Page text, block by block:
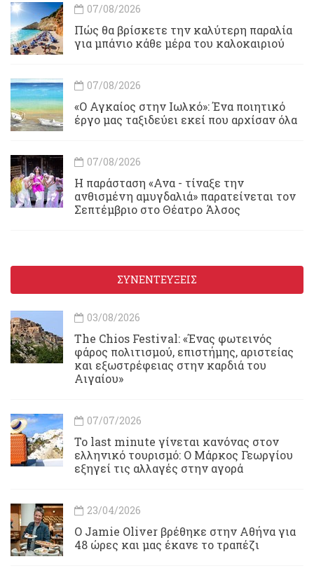
07/08/2026
Πώς θα βρίσκετε την καλύτερη παραλία
για μπάνιο κάθε μέρα του καλοκαιριού
07/08/2026
«Ο Αγκαίος στην Ιωλκό»: Ένα ποιητικό
έργο μας ταξιδεύει εκεί που αρχίσαν όλα
07/08/2026
Η παράσταση «Ανα - τίναξε την
ανθισμένη αμυγδαλιά» παρατείνεται τον
Σεπτέμβριο στο Θέατρο Άλσος
ΣΥΝΕΝΤΕΥΞΕΙΣ
03/08/2026
Τhe Chios Festival: «Ένας φωτεινός
φάρος πολιτισμού, επιστήμης, αριστείας
και εξωστρέφειας στην καρδιά του
Αιγαίου»
07/07/2026
Το last minute γίνεται κανόνας στον
ελληνικό τουρισμό: Ο Μάρκος Γεωργίου
εξηγεί τις αλλαγές στην αγορά
23/04/2026
Ο Jamie Oliver βρέθηκε στην Αθήνα για
48 ώρες και μας έκανε το τραπέζι